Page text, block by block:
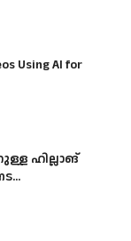
Using AI for
ഹില്ലാങ്